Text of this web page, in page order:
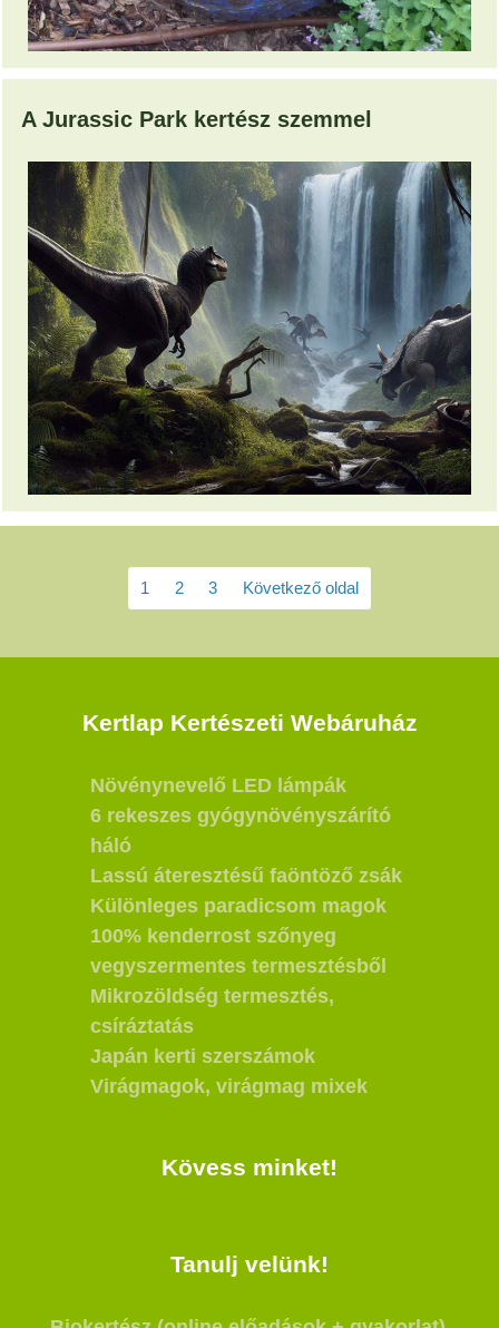
A Jurassic Park kertész szemmel
1 2 3 Következő oldal
Kertlap Kertészeti Webáruház
Növénynevelő LED lámpák
6 rekeszes gyógynövényszárító
háló
Lassú áteresztésű faöntöző zsák
Különleges paradicsom magok
100% kenderrost szőnyeg
vegyszermentes termesztésből
Mikrozöldség termesztés,
csíráztatás
Japán kerti szerszámok
Virágmagok, virágmag mixek
Kövess minket!
Tanulj velünk!